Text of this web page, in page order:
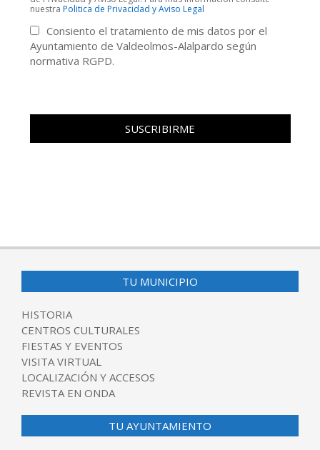
nuestra Politica de Privacidad y Aviso Legal
Consiento el tratamiento de mis datos por el
Ayuntamiento de Valdeolmos-Alalpardo según
normativa RGPD.
TU MUNICIPIO
HISTORIA
CENTROS CULTURALES
FIESTAS Y EVENTOS
VISITA VIRTUAL
LOCALIZACIÓN Y ACCESOS
REVISTA EN ONDA
TU AYUNTAMIENTO